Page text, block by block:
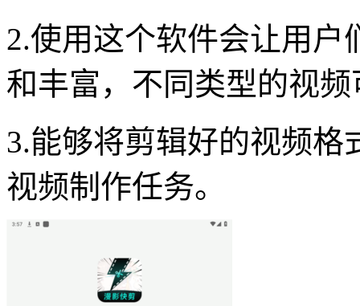
2.使用这个软件会让用户
和丰富，不同类型的视
3.能够将剪辑好的视频
视频制作任务。